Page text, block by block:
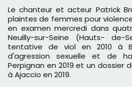
Le chanteur et acteur Patrick Bruel, visé par plusieurs
plaintes de femmes pour
en examen mercredi dans
Neuilly-sur-Seine (Hauts- de-
tentative de viol en 2010 à
d'agression sexuelle et de
Perpignan en 2019 et un dossier
à Ajaccio en 2019.